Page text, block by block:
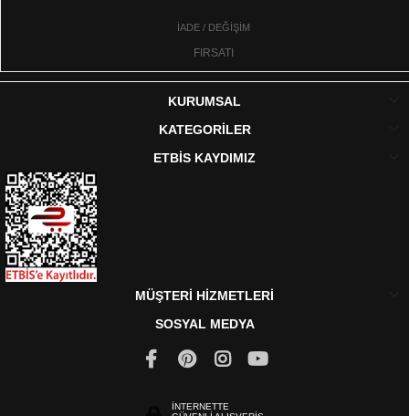
İADE / DEĞİŞİM
FIRSATI
KURUMSAL
KATEGORİLER
ETBİS KAYDIMIZ
MÜŞTERİ HİZMETLERİ
SOSYAL MEDYA
İNTERNETTE